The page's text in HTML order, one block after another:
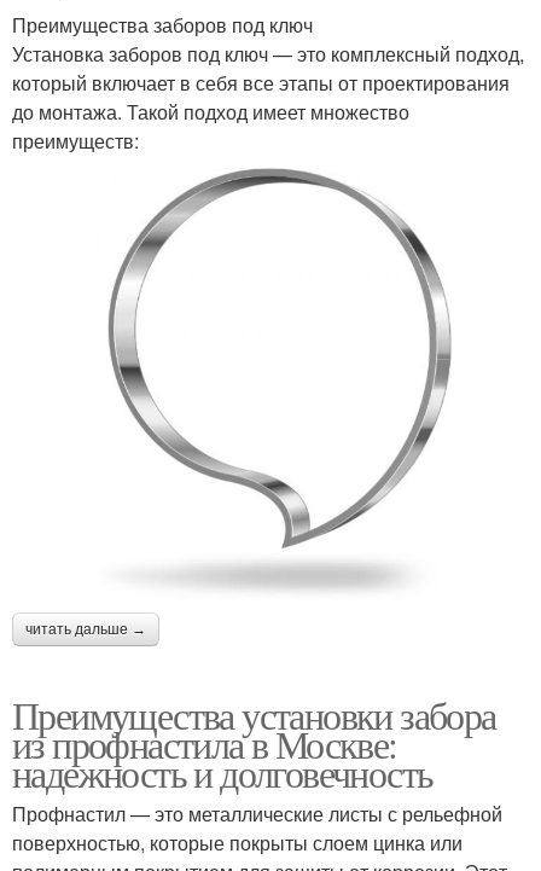
Преимущества заборов под ключ
Установка заборов под ключ — это комплексный подход,
который включает в себя все этапы от проектирования
до монтажа. Такой подход имеет множество
преимуществ:
читать дальше →
Преимущества установки забора
из профнастила в Москве:
надежность и долговечность
Профнастил — это металлические листы с рельефной
поверхностью, которые покрыты слоем цинка или